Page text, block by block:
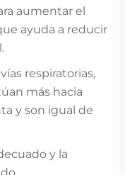
aumentar el
ayuda a reducir
respiratorias,
más hacia
y son igual de
y la